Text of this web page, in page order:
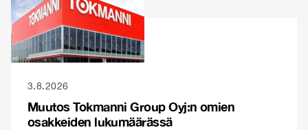
3.8.2026
Muutos Tokmanni Group Oyj:n omien
osakkeiden lukumäärässä